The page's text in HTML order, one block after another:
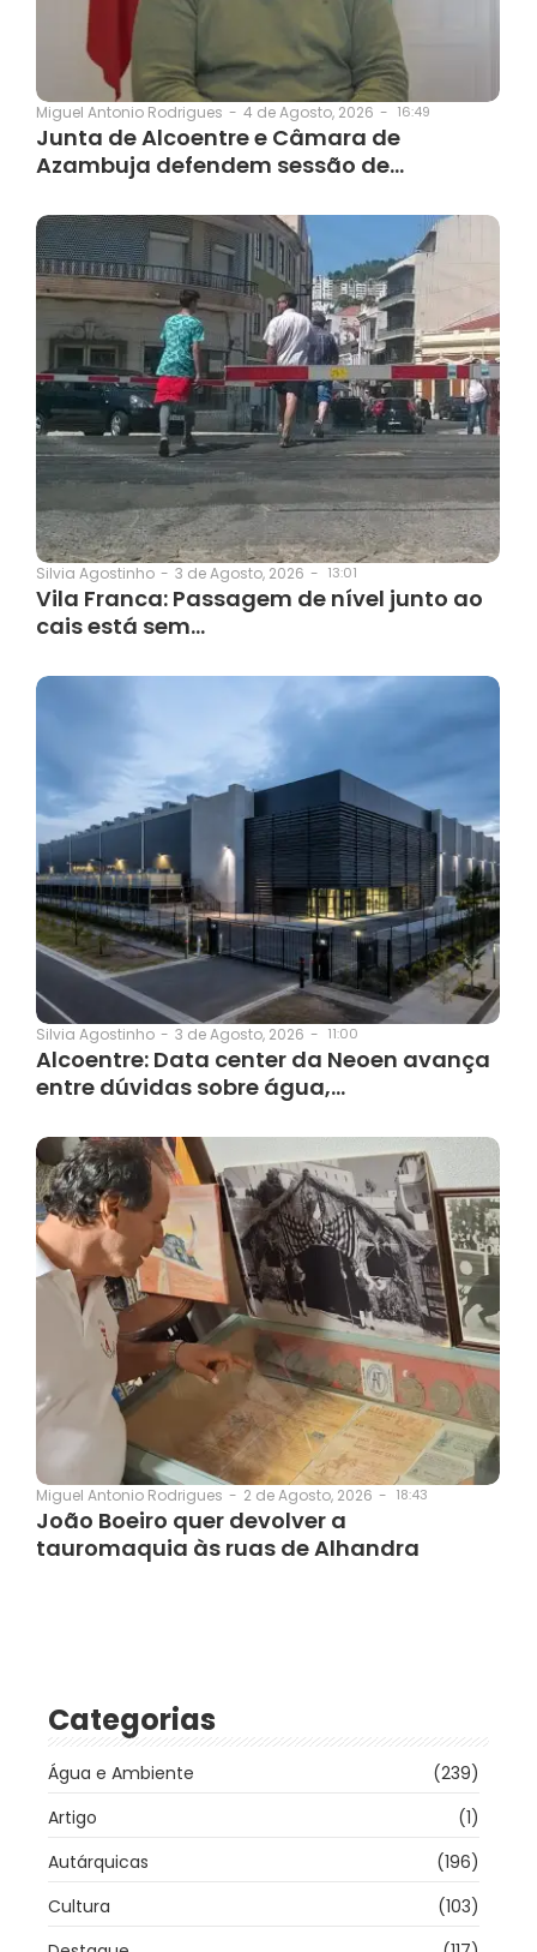
Miguel Antonio Rodrigues - 4 de Agosto, 2026 - 16:49
Junta de Alcoentre e Câmara de
Azambuja defendem sessão de…
Silvia Agostinho - 3 de Agosto, 2026 - 13:01
Vila Franca: Passagem de nível junto ao
cais está sem…
Silvia Agostinho - 3 de Agosto, 2026 - 11:00
Alcoentre: Data center da Neoen avança
entre dúvidas sobre água,…
Miguel Antonio Rodrigues - 2 de Agosto, 2026 - 18:43
João Boeiro quer devolver a
tauromaquia às ruas de Alhandra
Categorias
Água e Ambiente
(239)
Artigo
(1)
Autárquicas
(196)
Cultura
(103)